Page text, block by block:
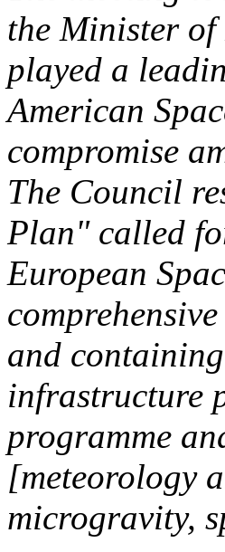
the Minister
played a
American
compromise
The Council
Plan" called
European
and
infrastructure
programme
[meteorology
microgravity,